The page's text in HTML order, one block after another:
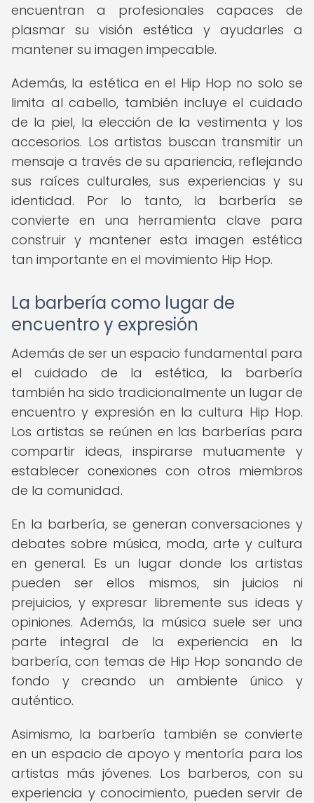
encuentran a profesionales capaces de
plasmar su visión estética y ayudarles a
mantener su imagen impecable.
Además, la estética en el Hip Hop no solo se
limita al cabello, también incluye el cuidado
de la piel, la elección de la vestimenta y los
accesorios. Los artistas buscan transmitir un
mensaje a través de su apariencia, reflejando
sus raíces culturales, sus experiencias y su
identidad. Por lo tanto, la barbería se
convierte en una herramienta clave para
construir y mantener esta imagen estética
tan importante en el movimiento Hip Hop.
La barbería como lugar de
encuentro y expresión
Además de ser un espacio fundamental para
el cuidado de la estética, la barbería
también ha sido tradicionalmente un lugar de
encuentro y expresión en la cultura Hip Hop.
Los artistas se reúnen en las barberías para
compartir ideas, inspirarse mutuamente y
establecer conexiones con otros miembros
de la comunidad.
En la barbería, se generan conversaciones y
debates sobre música, moda, arte y cultura
en general. Es un lugar donde los artistas
pueden ser ellos mismos, sin juicios ni
prejuicios, y expresar libremente sus ideas y
opiniones. Además, la música suele ser una
parte integral de la experiencia en la
barbería, con temas de Hip Hop sonando de
fondo y creando un ambiente único y
auténtico.
Asimismo, la barbería también se convierte
en un espacio de apoyo y mentoría para los
artistas más jóvenes. Los barberos, con su
experiencia y conocimiento, pueden servir de